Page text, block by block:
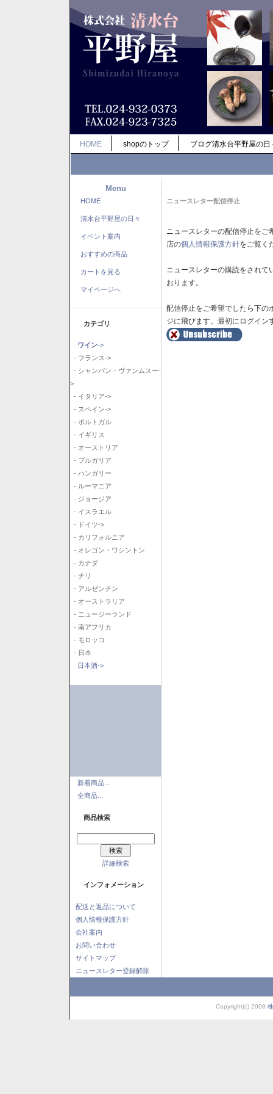
HOME shopのトップ ブログ清水台平野屋の日
Menu
HOME
清水台平野屋の日々
イベント案内
おすすめの商品
カートを見る
マイページへ
カテゴリ
ワイン->
- フランス->
- シャンパン・ヴァンムスー-
>
- イタリア->
- スペイン->
- ポルトガル
- イギリス
- オーストリア
- ブルガリア
- ハンガリー
- ルーマニア
- ジョージア
- イスラエル
- ドイツ->
- カリフォルニア
- オレゴン・ワシントン
- カナダ
- チリ
- アルゼンチン
- オーストラリア
- ニュージーランド
- 南アフリカ
- モロッコ
- 日本
日本酒->
新着商品...
全商品...
商品検索
詳細検索
インフォメーション
配送と返品について
個人情報保護方針
会社案内
お問い合わせ
サイトマップ
ニュースレター登録解除
ニュースレター配信停止
ニュースレターの配信停止を
店の個人情報保護方針をご覧く
ニュースレターの購読をされ
おります。
配信停止をご希望でしたら下の
ジに飛びます。最初にログイン
Copyright(c) 2008